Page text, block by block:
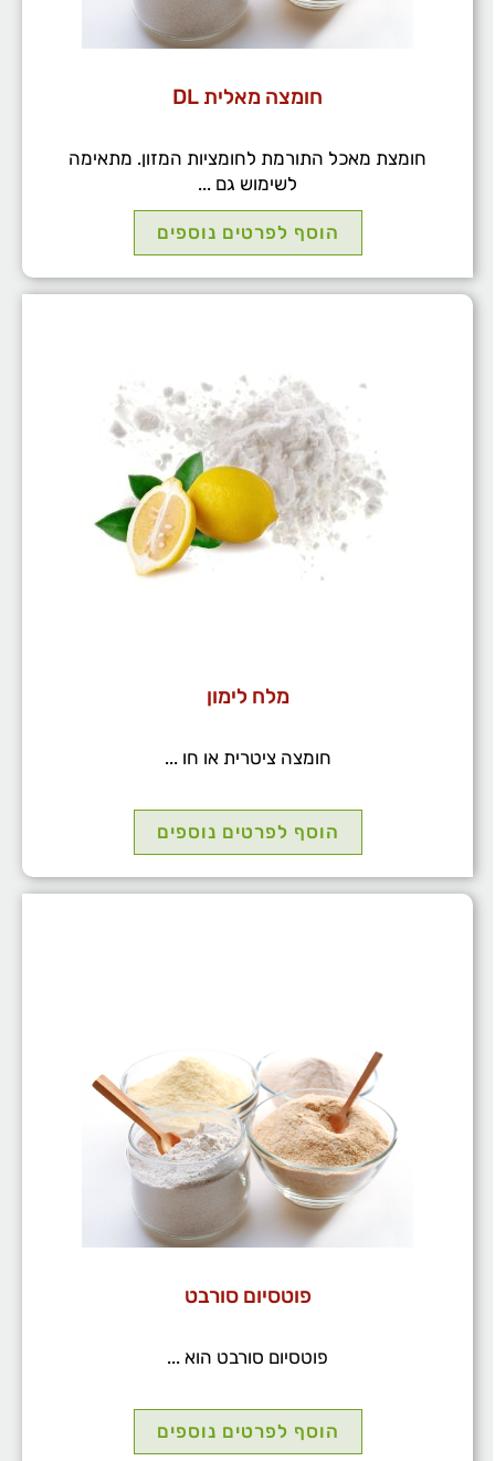
חומצה מאלית DL
חומצת מאכל התורמת לחומציות המזון. מתאימה
לשימוש גם ...
הוסף לפרטים נוספים
מלח לימון
חומצה ציטרית או חו ...
הוסף לפרטים נוספים
פוטסיום סורבט
פוטסיום סורבט הוא ...
הוסף לפרטים נוספים